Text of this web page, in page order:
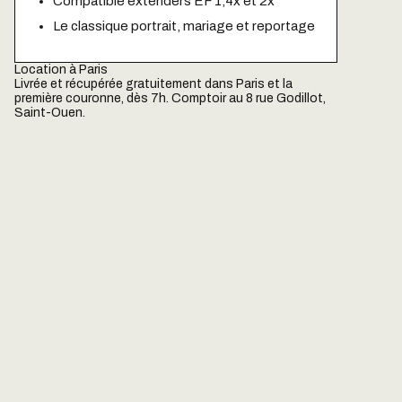
Le classique portrait, mariage et reportage
Location à Paris
Livrée et récupérée gratuitement dans Paris et la
première couronne, dès 7h. Comptoir au 8 rue Godillot,
Saint-Ouen.